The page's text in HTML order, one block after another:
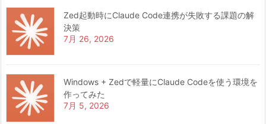
Zed起動時にClaude Code連携が失敗する課題の解
決策
7月 26, 2026
Windows + Zedで軽量にClaude Codeを使う環境を
作ってみた
7月 5, 2026